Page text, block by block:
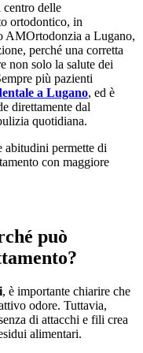
centro delle
ortodontico, in
AMOrtodonzia a Lugano,
perché una corretta
non solo la salute dei
più pazienti
a Lugano, ed è
direttamente dal
quotidiana.
abitudini permette di
con maggiore
può
, è importante chiarire che
odore. Tuttavia,
di attacchi e fili crea
alimentari.